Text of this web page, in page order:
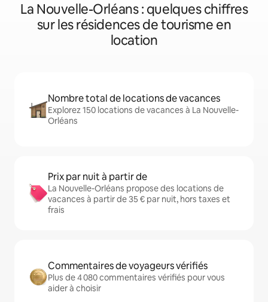
La Nouvelle-Orléans : quelques chiffres
sur les résidences de tourisme en
location
Nombre total de locations de vacances
Explorez 150 locations de vacances à La Nouvelle-
Orléans
Prix par nuit à partir de
La Nouvelle-Orléans propose des locations de
vacances à partir de 35 € par nuit, hors taxes et
frais
Commentaires de voyageurs vérifiés
Plus de 4 080 commentaires vérifiés pour vous
aider à choisir